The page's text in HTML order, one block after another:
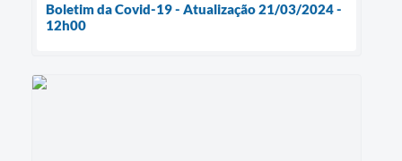
Boletim da Covid-19 - Atualização 21/03/2024 -
12h00